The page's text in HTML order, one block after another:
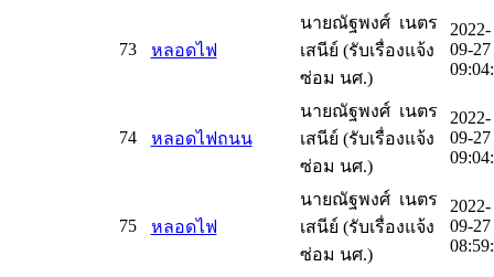
73 หลอดไฟ
นายณัฐพงศ์ เนตร
เสนีย์ (รับเรื่องแจ้ง
ซ่อม นศ.)
2022-
09-27
74 หลอดไฟถนน
นายณัฐพงศ์ เนตร
เสนีย์ (รับเรื่องแจ้ง
ซ่อม นศ.)
2022-
09-27
75 หลอดไฟ
นายณัฐพงศ์ เนตร
เสนีย์ (รับเรื่องแจ้ง
ซ่อม นศ.)
2022-
09-27